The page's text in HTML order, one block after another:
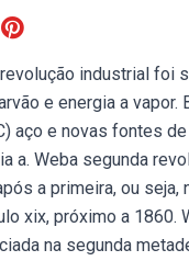
industrial foi
e energia a vapor.
aço e novas fontes
a. Weba segunda
a primeira, ou seja,
xix, próximo a 1860.
na segunda